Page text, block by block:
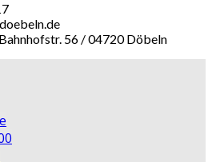
Bahnhofstr. 56 / 04720 Döbeln